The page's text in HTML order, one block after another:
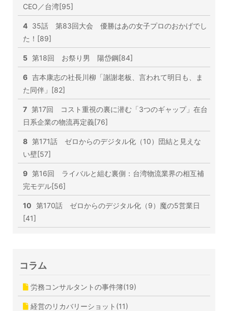
CEO／台湾[95]
4 35話 第83回大会 優勝はあの女子プロのおかげでし
た！[89]
5 第18回 お祭り男 陽岱鋼[84]
6 吉本康志の社長川柳「謝謝老板、言われて明日も、ま
た同伴」[82]
7 第17回 コスト重視の裏に潜む「3つのギャップ」在台
日系企業の物流再定義[76]
8 第171話 ゼロからのデジタル化（10）団結と見えな
い壁[57]
9 第16回 ライバルと組む裏側：台湾物流業界の相互補
完モデル[56]
10 第170話 ゼロからのデジタル化（9）魔の5営業日
[41]
コラム
労務コンサルタントの事件簿(19)
経営のリカバリーショット(11)